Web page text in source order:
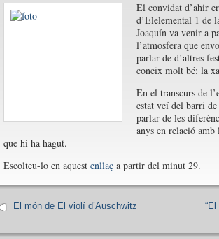
El convidat d’ahir
d’Elelemental 1 de
Joaquín va venir a
l’atmosfera que
parlar de d’altres
coneix molt bé: la
En el transcurs de
estat veí del barri
parlar de les
anys en relació
que hi ha hagut.
Escolteu-lo en aquest enllaça partir del minut 29.
El món de El violí d’Auschwitz